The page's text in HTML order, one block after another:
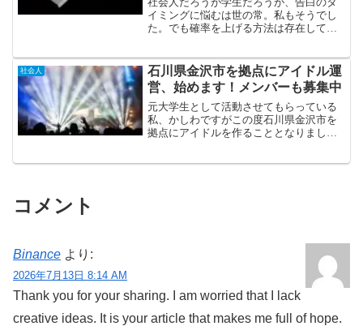
イミングに悩むは世の常。私もそうでし
た。でも確率を上げる方法は存在してい
たら幸いです。
社会人
石川県金沢市を拠点にアイドル運
営、始めます！メンバーも募集中
元大学生として活動させてもらっている
私、かしわですがこの度石川県金沢市を
拠点にアイドルを作ることとなりまし
コメント
Binance より:
2026年7月13日 8:14 AM
Thank you for your sharing. I am worried that I lack
creative ideas. It is your article that makes me full of hope.